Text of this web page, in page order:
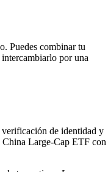
Puedes combinar tu
por una
verificación de identidad y
China Large-Cap ETF con